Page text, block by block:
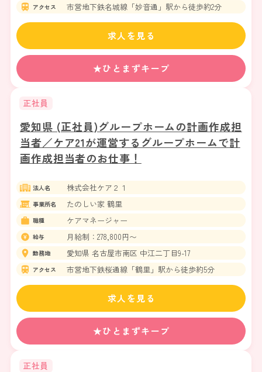
アクセス 市営地下鉄名城線「妙音通」駅から徒歩約2分
★ひとまずキープ
求人を見る
正社員
愛知県 (正社員)グループホームの計画作成担
当者／ケア21が運営するグループホームで計
画作成担当者のお仕事！
法人名 株式会社ケア２１
事業所名 たのしい家 鶴里
職種 ケアマネージャー
給与 月給制：278,800円〜
勤務地 愛知県 名古屋市南区 中江二丁目9-17
アクセス 市営地下鉄桜通線「鶴里」駅から徒歩約5分
★ひとまずキープ
求人を見る
正社員